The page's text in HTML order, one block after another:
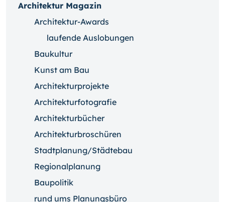
Architektur Magazin
Architektur-Awards
laufende Auslobungen
Baukultur
Kunst am Bau
Architekturprojekte
Architekturfotografie
Architekturbücher
Architekturbroschüren
Stadtplanung/Städtebau
Regionalplanung
Baupolitik
rund ums Planungsbüro